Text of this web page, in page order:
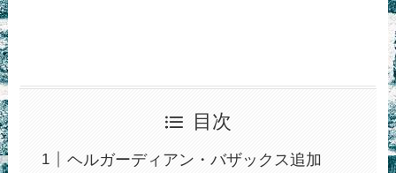
目次
ヘルガーディアン・バザックス追加